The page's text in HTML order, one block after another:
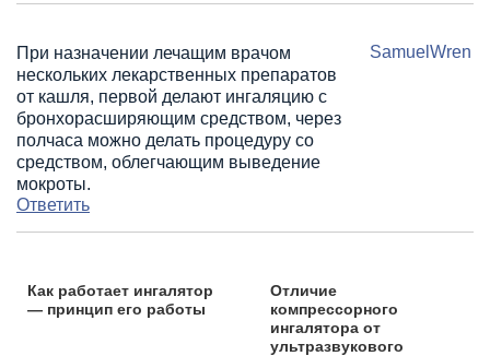
При назначении лечащим врачом
нескольких лекарственных препаратов
от кашля, первой делают ингаляцию с
бронхорасширяющим средством, через
полчаса можно делать процедуру со
средством, облегчающим выведение
мокроты.
SamuelWren
Ответить
Как работает ингалятор
— принцип его работы
Отличие
компрессорного
ингалятора от
ультразвукового